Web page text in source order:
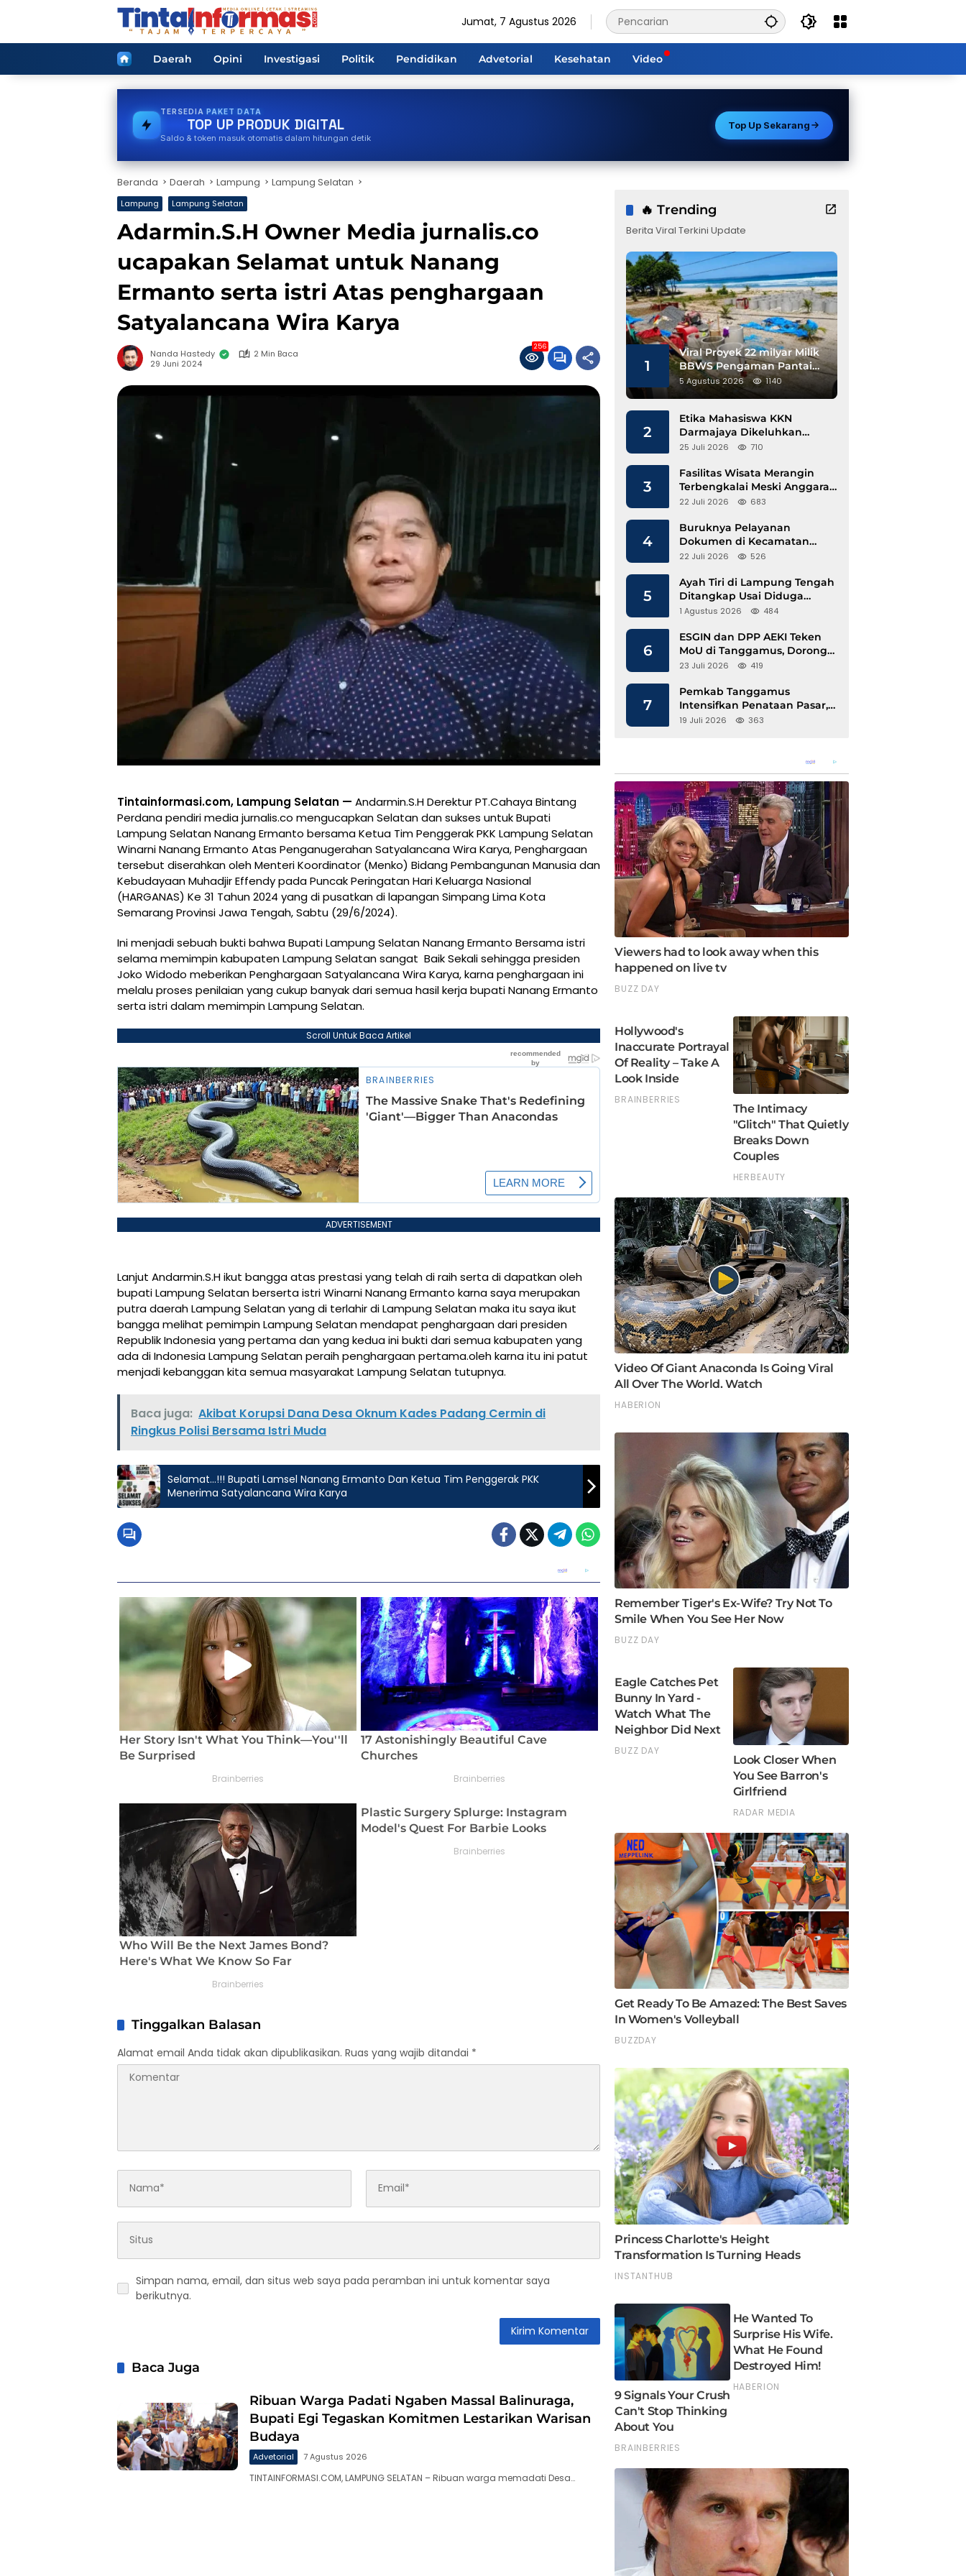
Jumat, 7 Agustus 2026
HomeDaerah Opini Investigasi Politik Pendidikan Advetorial Kesehatan Video
TERSEDIA BPJS
TOP UP PRODUK DIGITAL
Saldo & token masuk otomatis dalam hitungan detik
Top Up Sekarang
Beranda Daerah Lampung Lampung Selatan
Lampung Lampung Selatan
Adarmin.S.H Owner Media jurnalis.co
ucapakan Selamat untuk Nanang
Ermanto serta istri Atas penghargaan
Satyalancana Wira Karya
Nanda Hastedy
2 Min Baca
29 Juni 2024
256
Tintainformasi.com, Lampung Selatan — Andarmin.S.H Derektur PT.Cahaya Bintang
Perdana pendiri media jurnalis.co mengucapkan Selatan dan sukses untuk Bupati
Lampung Selatan Nanang Ermanto bersama Ketua Tim Penggerak PKK Lampung Selatan
Winarni Nanang Ermanto Atas Penganugerahan Satyalancana Wira Karya, Penghargaan
tersebut diserahkan oleh Menteri Koordinator (Menko) Bidang Pembangunan Manusia dan
Kebudayaan Muhadjir Effendy pada Puncak Peringatan Hari Keluarga Nasional
(HARGANAS) Ke 31 Tahun 2024 yang di pusatkan di lapangan Simpang Lima Kota
Semarang Provinsi Jawa Tengah, Sabtu (29/6/2024).
Ini menjadi sebuah bukti bahwa Bupati Lampung Selatan Nanang Ermanto Bersama istri
selama memimpin kabupaten Lampung Selatan sangat Baik Sekali sehingga presiden
Joko Widodo meberikan Penghargaan Satyalancana Wira Karya, karna penghargaan ini
melalu proses penilaian yang cukup banyak dari semua hasil kerja bupati Nanang Ermanto
serta istri dalam memimpin Lampung Selatan.
Scroll Untuk Baca Artikel
ADVERTISEMENT
Lanjut Andarmin.S.H ikut bangga atas prestasi yang telah di raih serta di dapatkan oleh
bupati Lampung Selatan berserta istri Winarni Nanang Ermanto karna saya merupakan
putra daerah Lampung Selatan yang di terlahir di Lampung Selatan maka itu saya ikut
bangga melihat pemimpin Lampung Selatan mendapat penghargaan dari presiden
Republik Indonesia yang pertama dan yang kedua ini bukti dari semua kabupaten yang
ada di Indonesia Lampung Selatan peraih penghargaan pertama.oleh karna itu ini patut
menjadi kebanggan kita semua masyarakat Lampung Selatan tutupnya.
Baca juga: Akibat Korupsi Dana Desa Oknum Kades Padang Cermin di
Ringkus Polisi Bersama Istri Muda
Selamat…!!! Bupati Lamsel Nanang Ermanto Dan Ketua Tim Penggerak PKK
Menerima Satyalancana Wira Karya
Tinggalkan Balasan
Alamat email Anda tidak akan dipublikasikan. Ruas yang wajib ditandai *
Simpan nama, email, dan situs web saya pada peramban ini untuk komentar saya
berikutnya.
Baca Juga
Ribuan Warga Padati Ngaben Massal Balinuraga,
Bupati Egi Tegaskan Komitmen Lestarikan Warisan
Budaya
Advetorial 7 Agustus 2026
TINTAINFORMASI.COM, LAMPUNG SELATAN – Ribuan warga memadati Desa…
🔥 Trending
Berita Viral Terkini Update
1
Viral Proyek 22 milyar Milik
BBWS Pengaman Pantai
Pesisir Barat Diduga
Gunakan Besi Banci
5 Agustus 2026 1140
2
Etika Mahasiswa KKN
Darmajaya Dikeluhkan
Kepala Pekon Sinar Jawa
25 Juli 2026 710
3
Fasilitas Wisata Merangin
Terbengkalai Meski Anggaran
Perawatan Terus Mengalir
22 Juli 2026 683
4
Buruknya Pelayanan
Dokumen di Kecamatan
Pangkalan Susu, Kinerja
22 Juli 2026 526
5
Ayah Tiri di Lampung Tengah
Ditangkap Usai Diduga
Hamili Anak di Bawah Umur
1 Agustus 2026 484
6
ESGIN dan DPP AEKI Teken
MoU di Tanggamus, Dorong
Ekonomi Hijau Berbasis Kopi
23 Juli 2026 419
7
Pemkab Tanggamus
Intensifkan Penataan Pasar,
Pedagang Diajak Tempati
19 Juli 2026 363